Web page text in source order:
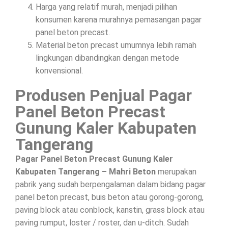
Harga yang relatif murah, menjadi pilihan
konsumen karena murahnya pemasangan pagar
panel beton precast.
Material beton precast umumnya lebih ramah
lingkungan dibandingkan dengan metode
konvensional.
Produsen Penjual Pagar
Panel Beton Precast
Gunung Kaler Kabupaten
Tangerang
Pagar Panel Beton Precast Gunung Kaler
Kabupaten Tangerang – Mahri Beton merupakan
pabrik yang sudah berpengalaman dalam bidang pagar
panel beton precast, buis beton atau gorong-gorong,
paving block atau conblock, kanstin, grass block atau
paving rumput, loster / roster, dan u-ditch. Sudah